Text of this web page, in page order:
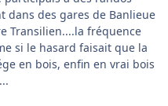
dans des gares de Banlieue
Transilien....la fréquence
si le hasard faisait que la
en bois, enfin en vrai bois